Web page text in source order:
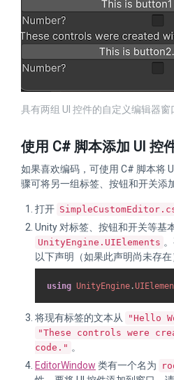
具有两组 UI 控件的自定义编辑器窗
使用 C# 脚本添加 UI 控
如果喜欢编码，可使用 C# 脚本将
骤可将另一组标签、按钮和开关添
打开
Unity 对标签、按钮和开关等基
UnityEngine.UIElements
以下声明（如果此声明尚未存在
using UnityEngine .
将现有标签的文本从 "Hello
"These controls were
code." 。
EditorWindow 类有一个名为